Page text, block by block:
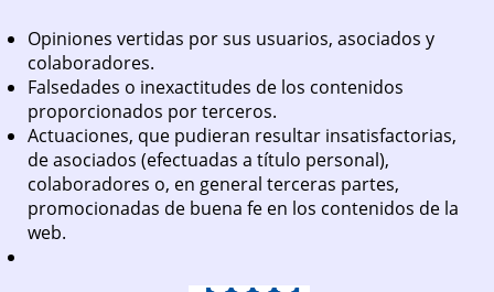
Opiniones vertidas por sus usuarios, asociados y
colaboradores.
Falsedades o inexactitudes de los contenidos
proporcionados por terceros.
Actuaciones, que pudieran resultar insatisfactorias,
de asociados (efectuadas a título personal),
colaboradores o, en general terceras partes,
promocionadas de buena fe en los contenidos de la
web.